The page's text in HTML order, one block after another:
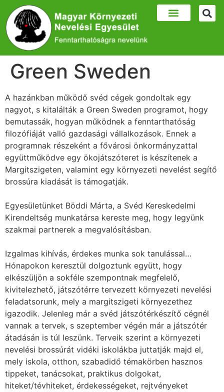
Green Sweden
A hazánkban működő svéd cégek gondoltak egy
nagyot, s kitalálták a Green Sweden programot, hogy
bemutassák, hogyan működnek a fenntarthatóság
filozófiáját valló gazdasági vállalkozások. Ennek a
programnak részeként a fővárosi önkormányzattal
együttműködve egy ökojátszóteret is készítenek a
Margitszigeten, valamint egy környezeti nevelést segítő
brossúra kiadását is támogatják.
Egyesületünket Böddi Márta, a Svéd Kereskedelmi
Kirendeltség munkatársa kereste meg, hogy legyünk
szakmai partnerek a megvalósításban.
Izgalmas kihívás, érdekes munka sok tanulással…
Hónapokon keresztül dolgoztunk együtt, hogy
elkészüljön a sokféle szempontnak megfelelő,
kivitelezhető, játszótérre tervezett környezeti nevelési
feladatsorunk, mely a margitszigeti környezethez
igazodik. Jelenleg már a svéd játszótérkészítő cégnél
vannak a tervek, s szeptember végén már a játszótér
átadásán is túl leszünk. Terveik szerint a környezeti
nevelési brossúrát vidéki iskolákba juttatják majd el,
mely iskola, otthon, szabadidő témakörben hasznos
tippeket, tanácsokat, praktikus dolgokat,
hiteket/tévhiteket, érdekességeket, rejtvényeket